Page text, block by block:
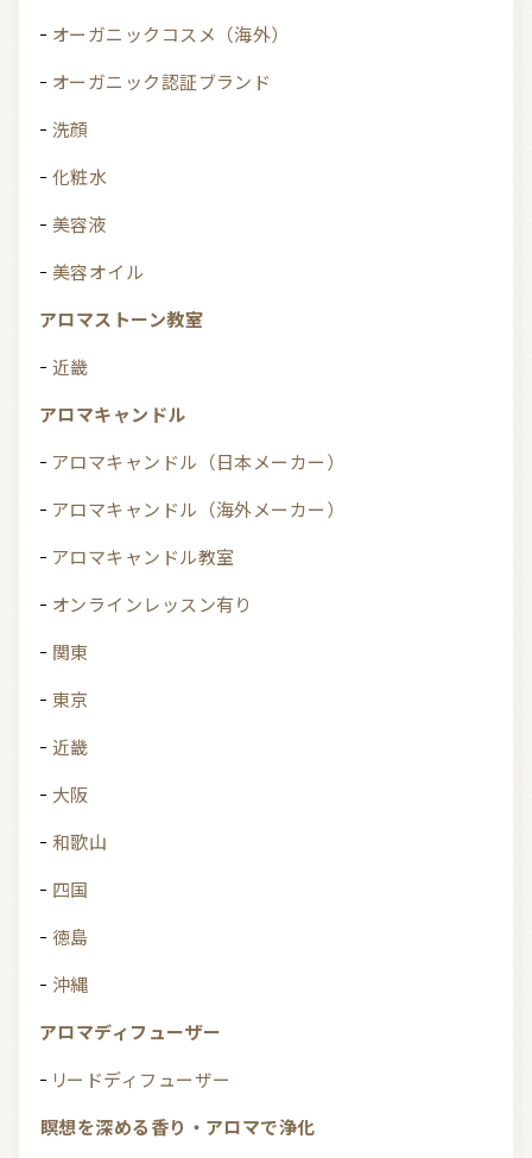
オーガニックコスメ（海外）
オーガニック認証ブランド
洗顔
化粧水
美容液
美容オイル
アロマストーン教室
近畿
アロマキャンドル
アロマキャンドル（日本メーカー）
アロマキャンドル（海外メーカー）
アロマキャンドル教室
オンラインレッスン有り
関東
東京
近畿
大阪
和歌山
四国
徳島
沖縄
アロマディフューザー
リードディフューザー
瞑想を深める香り・アロマで浄化